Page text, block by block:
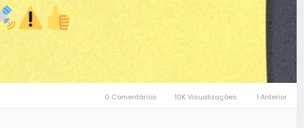
0 Comentários 10K Visualizações 1 Anterior